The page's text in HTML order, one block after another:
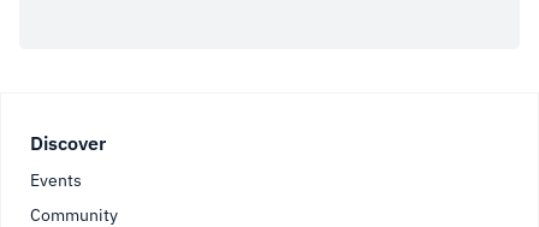
Footer
Discover
Events
Community